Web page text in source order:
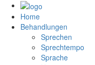
Home
Behandlungen
Sprechen
Sprechtempo
Sprache